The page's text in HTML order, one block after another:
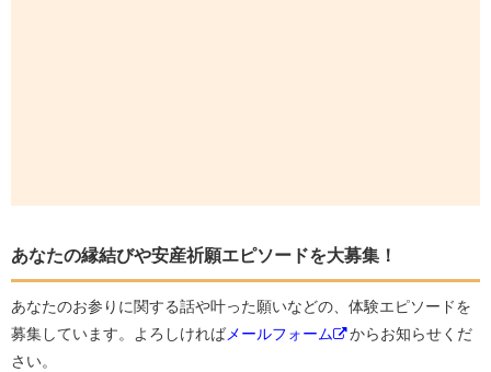
あなたの縁結びや安産祈願エピソードを大募集！
あなたのお参りに関する話や叶った願いなどの、体験エピソードを
募集しています。よろしければメールフォーム
からお知らせくだ
さい。